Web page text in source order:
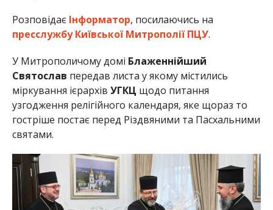
Розповідає Інформатор, посилаючись на
пресслужбу Київської Митрополії ПЦУ.
У Митрополичому домі Блаженнійший
Святослав передав листа у якому містились
міркування ієрархів УГКЦ щодо питання
узгодження релігійного календаря, яке щораз то
гостріше постає перед Різдвяними та Пасхальними
святами.